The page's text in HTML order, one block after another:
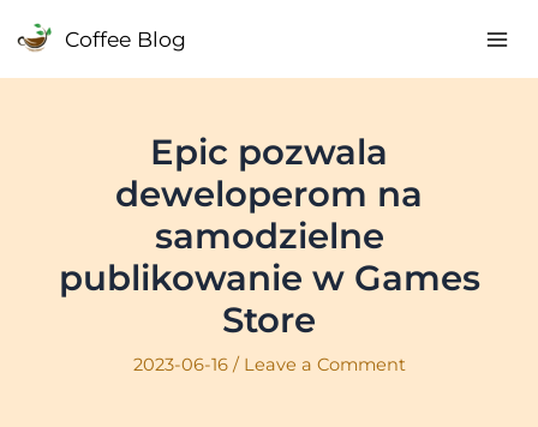
Coffee Blog
Epic pozwala
deweloperom na
samodzielne
publikowanie w Games
Store
2023-06-16 / Leave a Comment